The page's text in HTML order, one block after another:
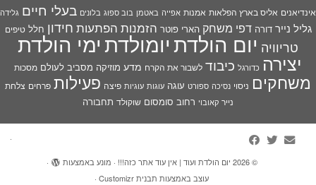
אינדיאנים אליס בארץ הפלאות אמנות אפייה באטמן בוב ספוג בלונים בעלי חיים גלידה
גליל נייר דורה דפי משחק הארי פוטר הזמנות הפתעות חידון חלל טיפים
טריוויה יום הולדתיומולדתימי הולדת
יצירה כדורגל כיבוד לשבור את הקרח מדע מוזיקה מסביב לעולם מסכות
משחקים ניסוי נסיכה ספורט עוגה עוגות עוגיות פיצה פעילות פרחים צלחת
נייר קאובוי רחוב סומסום שוקולד תחבורה
·
© 2026 יום הולדת ועוד | אין עוד אתר כזה!!! · מונע באמצעות
·
עוצב באמצעות תבנית Customizr ·